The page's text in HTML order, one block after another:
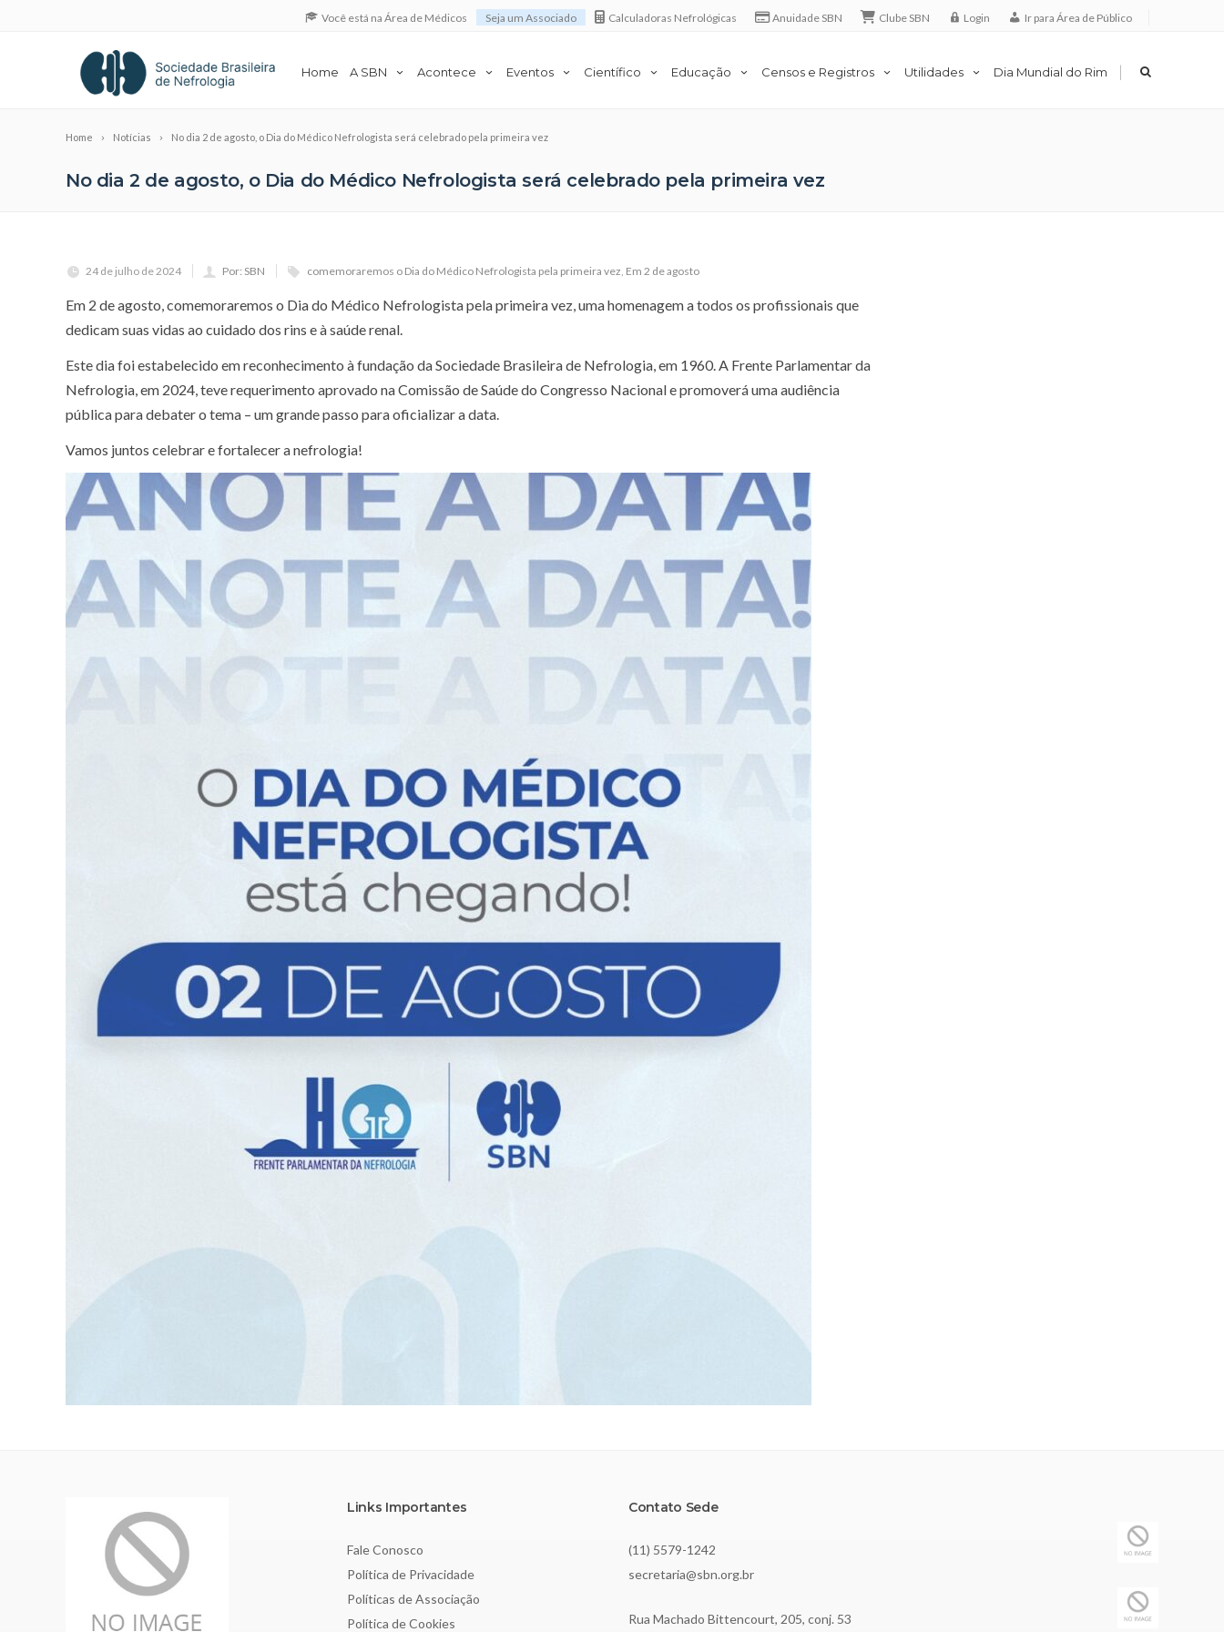
Você está na Área de Médicos Seja um Associado Calculadoras Nefrológicas Anuidade SBN Clube SBN Login Ir para Área de Público
Home A SBN Acontece Eventos Científico Educação Censos e Registros Utilidades Dia Mundial do Rim |
Home Notícias No dia 2 de agosto, o Dia do Médico Nefrologista será celebrado pela primeira vez
No dia 2 de agosto, o Dia do Médico Nefrologista será celebrado pela primeira vez
24 de julho de 2024 Por: SBN comemoraremos o Dia do Médico Nefrologista pela primeira vez Em 2 de agosto
Em 2 de agosto, comemoraremos o Dia do Médico Nefrologista pela primeira vez, uma homenagem a todos os profissionais que
dedicam suas vidas ao cuidado dos rins e à saúde renal.
Este dia foi estabelecido em reconhecimento à fundação da Sociedade Brasileira de Nefrologia, em 1960. A Frente Parlamentar da
Nefrologia, em 2024, teve requerimento aprovado na Comissão de Saúde do Congresso Nacional e promoverá uma audiência
pública para debater o tema – um grande passo para oficializar a data.
Vamos juntos celebrar e fortalecer a nefrologia!
Links Importantes
Fale Conosco
Política de Privacidade
Políticas de Associação
Política de Cookies
Contato Sede
(11) 5579-1242
secretaria@sbn.org.br
Rua Machado Bittencourt, 205, conj. 53